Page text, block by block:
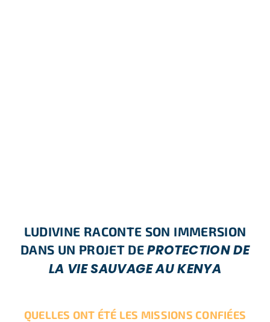
LUDIVINE RACONTE SON IMMERSION
DANS UN PROJET DEPROTECTION DE
LA VIE SAUVAGE AU KENYA
QUELLES ONT ÉTÉ LES MISSIONS CONFIÉES